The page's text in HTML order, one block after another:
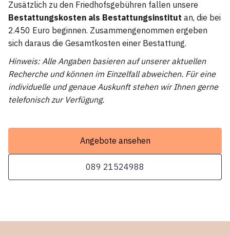
Zusätzlich zu den Friedhofsgebühren fallen unsere
Bestattungskosten als Bestattungsinstitut an, die bei
2.450 Euro beginnen. Zusammengenommen ergeben
sich daraus die Gesamtkosten einer Bestattung.
Hinweis: Alle Angaben basieren auf unserer aktuellen
Recherche und können im Einzelfall abweichen. Für eine
individuelle und genaue Auskunft stehen wir Ihnen gerne
telefonisch zur Verfügung.
Angebote ansehen
089 21524988